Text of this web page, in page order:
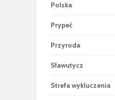
Polska
Prypeć
Przyroda
Sławutycz
Strefa wykluczenia